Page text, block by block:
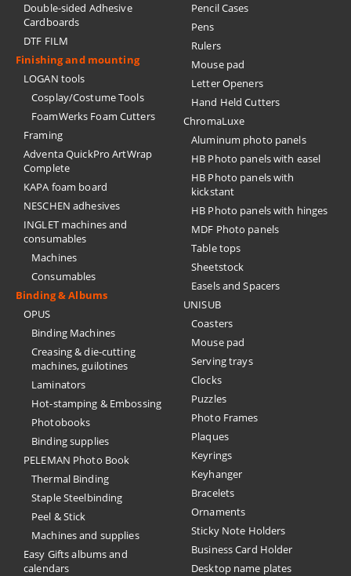
Double-sided Adhesive
Cardboards
DTF FILM
Finishing and mounting
LOGAN tools
Cosplay/Costume Tools
FoamWerks Foam Cutters
Framing
Adventa QuickPro ArtWrap
Complete
KAPA foam board
NESCHEN adhesives
INGLET machines and
consumables
Machines
Consumables
Binding & Albums
OPUS
Binding Machines
Creasing & die-cutting
machines, guilotines
Laminators
Hot-stamping & Embossing
Photobooks
Binding supplies
PELEMAN Photo Book
Thermal Binding
Staple Steelbinding
Peel & Stick
Machines and supplies
Easy Gifts albums and
calendars
Pencil Cases
Pens
Rulers
Mouse pad
Letter Openers
Hand Held Cutters
ChromaLuxe
Aluminum photo panels
HB Photo panels with easel
HB Photo panels with
kickstant
HB Photo panels with hinges
MDF Photo panels
Table tops
Sheetstock
Easels and Spacers
UNISUB
Coasters
Mouse pad
Serving trays
Clocks
Puzzles
Photo Frames
Plaques
Keyrings
Keyhanger
Bracelets
Ornaments
Sticky Note Holders
Business Card Holder
Desktop name plates